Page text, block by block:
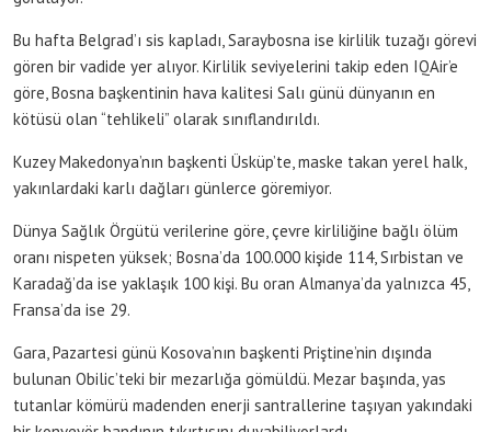
Bu hafta Belgrad’ı sis kapladı, Saraybosna ise kirlilik tuzağı görevi
gören bir vadide yer alıyor. Kirlilik seviyelerini takip eden IQAir’e
göre, Bosna başkentinin hava kalitesi Salı günü dünyanın en
kötüsü olan “tehlikeli” olarak sınıflandırıldı.
Kuzey Makedonya’nın başkenti Üsküp’te, maske takan yerel halk,
yakınlardaki karlı dağları günlerce göremiyor.
Dünya Sağlık Örgütü verilerine göre, çevre kirliliğine bağlı ölüm
oranı nispeten yüksek; Bosna’da 100.000 kişide 114, Sırbistan ve
Karadağ’da ise yaklaşık 100 kişi. Bu oran Almanya’da yalnızca 45,
Fransa’da ise 29.
Gara, Pazartesi günü Kosova’nın başkenti Priştine’nin dışında
bulunan Obilic’teki bir mezarlığa gömüldü. Mezar başında, yas
tutanlar kömürü madenden enerji santrallerine taşıyan yakındaki